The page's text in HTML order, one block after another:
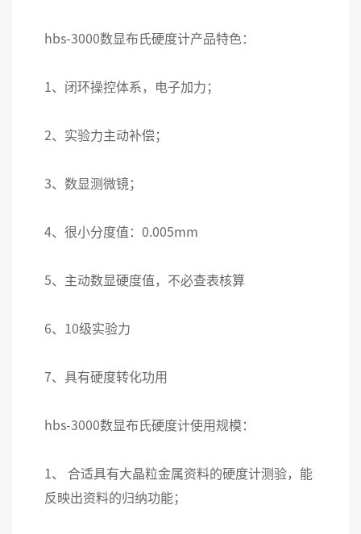
hbs-3000数显布氏硬度计产品特色：
1、闭环操控体系，电子加力；
2、实验力主动补偿；
3、数显测微镜；
4、很小分度值：0.005mm
5、主动数显硬度值，不必查表核算
6、10级实验力
7、具有硬度转化功用
hbs-3000数显布氏硬度计使用规模：
1、 合适具有大晶粒金属资料的硬度计测验，能
反映出资料的归纳功能；